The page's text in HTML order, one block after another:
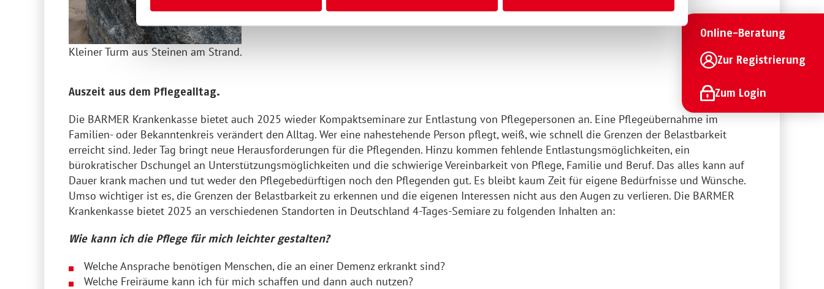
Online-Beratung
Zur Registrierung
Zum Login
Kleiner Turm aus Steinen am Strand.
Auszeit aus dem Pflegealltag.
Die BARMER Krankenkasse bietet auch 2025 wieder Kompaktseminare zur Entlastung von Pflegepersonen an. Eine Pflegeübernahme im
Familien- oder Bekanntenkreis verändert den Alltag. Wer eine nahestehende Person pflegt, weiß, wie schnell die Grenzen der Belastbarkeit
erreicht sind. Jeder Tag bringt neue Herausforderungen für die Pflegenden. Hinzu kommen fehlende Entlastungsmöglichkeiten, ein
bürokratischer Dschungel an Unterstützungsmöglichkeiten und die schwierige Vereinbarkeit von Pflege, Familie und Beruf. Das alles kann auf
Dauer krank machen und tut weder den Pflegebedürftigen noch den Pflegenden gut. Es bleibt kaum Zeit für eigene Bedürfnisse und Wünsche.
Umso wichtiger ist es, die Grenzen der Belastbarkeit zu erkennen und die eigenen Interessen nicht aus den Augen zu verlieren. Die BARMER
Krankenkasse bietet 2025 an verschiedenen Standorten in Deutschland 4-Tages-Semiare zu folgenden Inhalten an:
Wie kann ich die Pflege für mich leichter gestalten?
Welche Ansprache benötigen Menschen, die an einer Demenz erkrankt sind?
Welche Freiräume kann ich für mich schaffen und dann auch nutzen?